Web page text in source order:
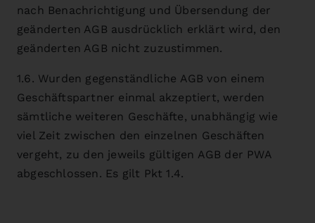
nach Benachrichtigung und Übersendung der
geänderten AGB ausdrücklich erklärt wird, den
geänderten AGB nicht zuzustimmen.
1.6. Wurden gegenständliche AGB von einem
Geschäftspartner einmal akzeptiert, werden
sämtliche weiteren Geschäfte, unabhängig wie
viel Zeit zwischen den einzelnen Geschäften
vergeht, zu den jeweils gültigen AGB der PWA
abgeschlossen. Es gilt Pkt 1.4.